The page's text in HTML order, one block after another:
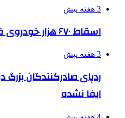
3 هفته پیش
اسقاط ۶۷۰ هزار خودروی فرسوده طی ۳ سال
3 هفته پیش
ردپای صادرکنندگان
ایفا نشده